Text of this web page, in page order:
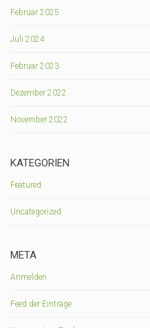
Februar 2025
Juli 2024
Februar 2023
Dezember 2022
November 2022
KATEGORIEN
Featured
Uncategorized
META
Anmelden
Feed der Einträge